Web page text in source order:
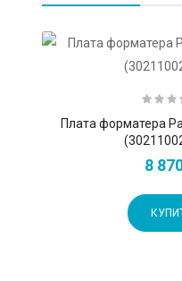
Плата форматера
8